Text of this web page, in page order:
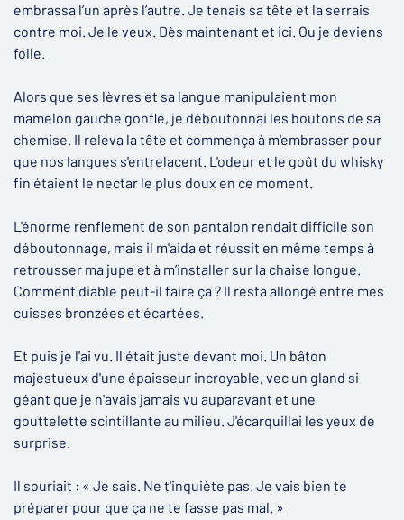
embrassa l’un après l’autre. Je tenais sa tête et la serrais
contre moi. Je le veux. Dès maintenant et ici. Ou je deviens
folle.
Alors que ses lèvres et sa langue manipulaient mon
mamelon gauche gonflé, je déboutonnai les boutons de sa
chemise. Il releva la tête et commença à m'embrasser pour
que nos langues s'entrelacent. L'odeur et le goût du whisky
fin étaient le nectar le plus doux en ce moment.
L'énorme renflement de son pantalon rendait difficile son
déboutonnage, mais il m'aida et réussit en même temps à
retrousser ma jupe et à m’installer sur la chaise longue.
Comment diable peut-il faire ça ? Il resta allongé entre mes
cuisses bronzées et écartées.
Et puis je l'ai vu. Il était juste devant moi. Un bâton
majestueux d'une épaisseur incroyable, vec un gland si
géant que je n'avais jamais vu auparavant et une
gouttelette scintillante au milieu. J'écarquillai les yeux de
surprise.
Il souriait : « Je sais. Ne t'inquiète pas. Je vais bien te
préparer pour que ça ne te fasse pas mal. »